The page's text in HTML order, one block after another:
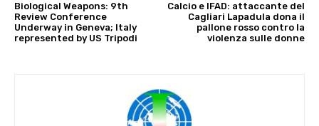
Biological Weapons: 9th
Review Conference
Underway in Geneva; Italy
represented by US Tripodi
Calcio e IFAD: attaccante del
Cagliari Lapadula dona il
pallone rosso contro la
violenza sulle donne